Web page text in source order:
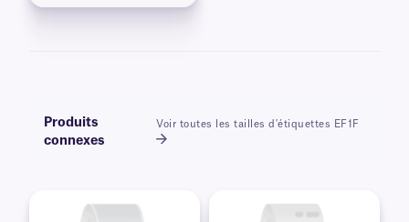
Produits
connexes
Voir toutes les tailles d'étiquettes EF1F